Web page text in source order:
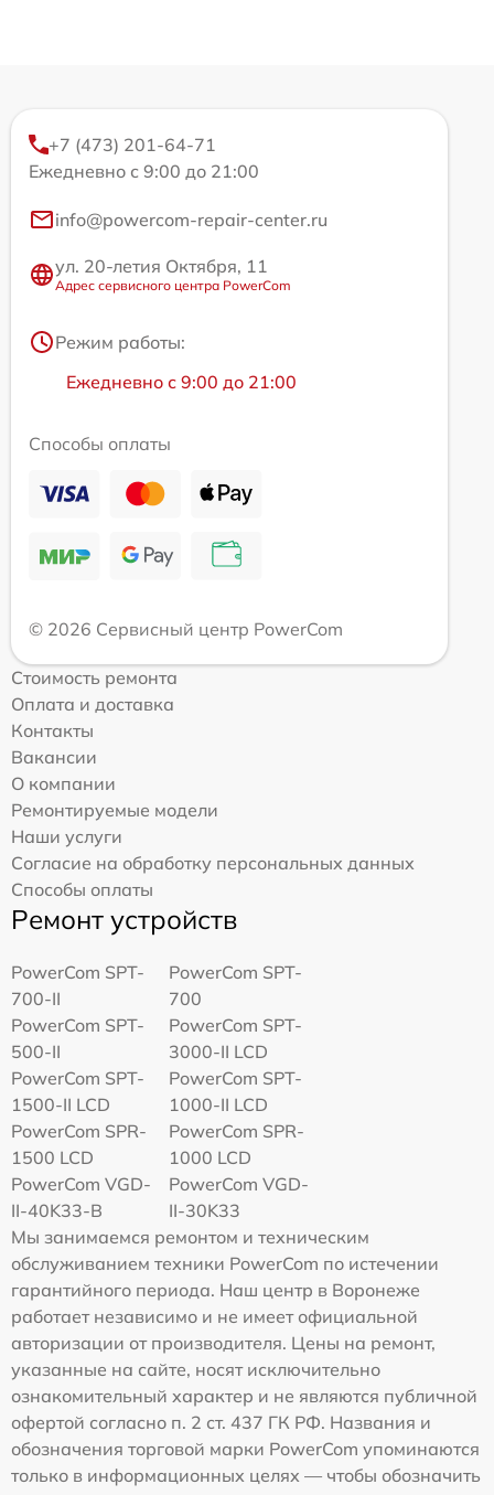
+7 (473) 201-64-71
Ежедневно с 9:00 до 21:00
info@powercom-repair-center.ru
ул. 20-летия Октября, 11
Адрес сервисного центра PowerCom
Режим работы:
Ежедневно с 9:00 до 21:00
Способы оплаты
© 2026 Сервисный центр PowerCom
Стоимость ремонта
Оплата и доставка
Контакты
Вакансии
О компании
Ремонтируемые модели
Наши услуги
Согласие на обработку персональных данных
Способы оплаты
Ремонт устройств
PowerCom SPT-
700-II
PowerCom SPT-
700
PowerCom SPT-
500-II
PowerCom SPT-
3000-II LCD
PowerCom SPT-
1500-II LCD
PowerCom SPT-
1000-II LCD
PowerCom SPR-
1500 LCD
PowerCom SPR-
1000 LCD
PowerCom VGD-
II-40K33-B
PowerCom VGD-
II-30K33
Мы занимаемся ремонтом и техническим
обслуживанием техники PowerCom по истечении
гарантийного периода. Наш центр в Воронеже
работает независимо и не имеет официальной
авторизации от производителя. Цены на ремонт,
указанные на сайте, носят исключительно
ознакомительный характер и не являются публичной
офертой согласно п. 2 ст. 437 ГК РФ. Названия и
обозначения торговой марки PowerCom упоминаются
только в информационных целях — чтобы обозначить